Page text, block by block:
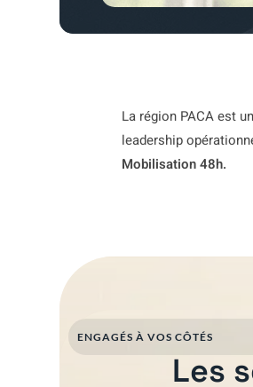
La région PACA est
leadership
Mobilisation 48h.
ENGAGÉS À VOS CÔTÉS
Les